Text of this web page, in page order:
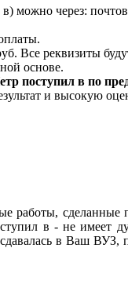
можно через:
Все реквизиты
основе.
поступил в по
и высокую
работы, сделанные
в - не имеет
в Ваш ВУЗ,